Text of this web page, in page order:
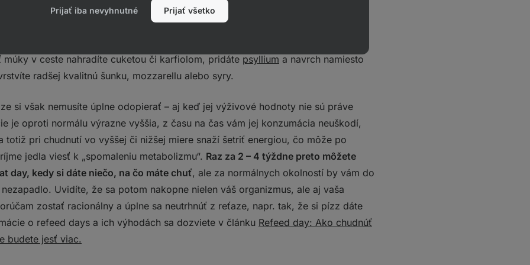
alebo napríklad tortu, v žiadnom prípade to neznamená, že
snaha o redukciu bude stratená.Všetky jedlá si totiž môžete pripraviť doma
v ceste nahradíte cuketou či karfiolom, pridáte psyllium a navrch namiesto
radšej kvalitnú šunku, mozzarellu alebo syry.
si však nemusíte úplne odopierať – aj keď jej výživové hodnoty nie sú práve
je oproti normálu výrazne vyššia, z času na čas vám jej konzumácia neuškodí,
totiž pri chudnutí vo vyššej či nižšej miere snaží šetriť energiou, čo môže po
jedla viesť k „spomaleniu metabolizmu“. Raz za 2 – 4 týždne preto môžete
day, kedy si dáte niečo, na čo máte chuť, ale za normálnych okolností by vám do
Uvidíte, že sa potom nakopne nielen váš organizmus, ale aj vaša
zostať racionálny a úplne sa neutrhnúť z reťaze, napr. tak, že si pízz dáte
o refeed days a ich výhodách sa dozviete v článku Refeed day: Ako chudnúť
budete jesť viac.
Prijať iba nevyhnutné Prijať všetko